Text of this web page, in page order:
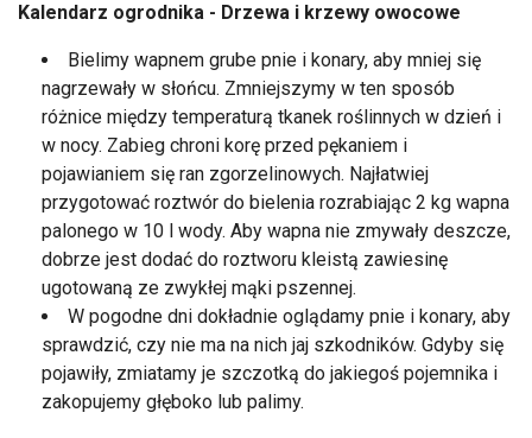
Kalendarz ogrodnika - Drzewa i krzewy owocowe
Bielimy wapnem grube pnie i konary, aby mniej się
nagrzewały w słońcu. Zmniejszymy w ten sposób
różnice między temperaturą tkanek roślinnych w dzień i
w nocy. Zabieg chroni korę przed pękaniem i
pojawianiem się ran zgorzelinowych. Najłatwiej
przygotować roztwór do bielenia rozrabiając 2 kg wapna
palonego w 10 l wody. Aby wapna nie zmywały deszcze,
dobrze jest dodać do roztworu kleistą zawiesinę
ugotowaną ze zwykłej mąki pszennej.
W pogodne dni dokładnie oglądamy pnie i konary, aby
sprawdzić, czy nie ma na nich jaj szkodników. Gdyby się
pojawiły, zmiatamy je szczotką do jakiegoś pojemnika i
zakopujemy głęboko lub palimy.